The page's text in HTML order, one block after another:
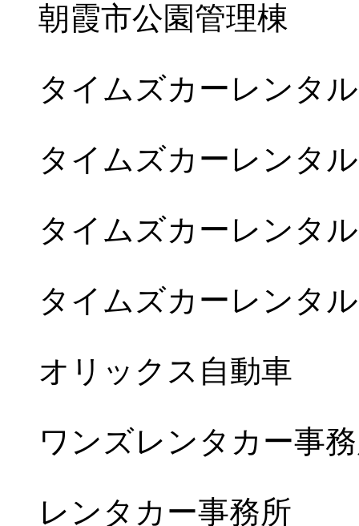
朝霞市公園管理棟
タイムズカーレンタル
タイムズカーレンタル
タイムズカーレンタル
タイムズカーレンタル
オリックス自動車
ワンズレンタカー事
レンタカー事務所